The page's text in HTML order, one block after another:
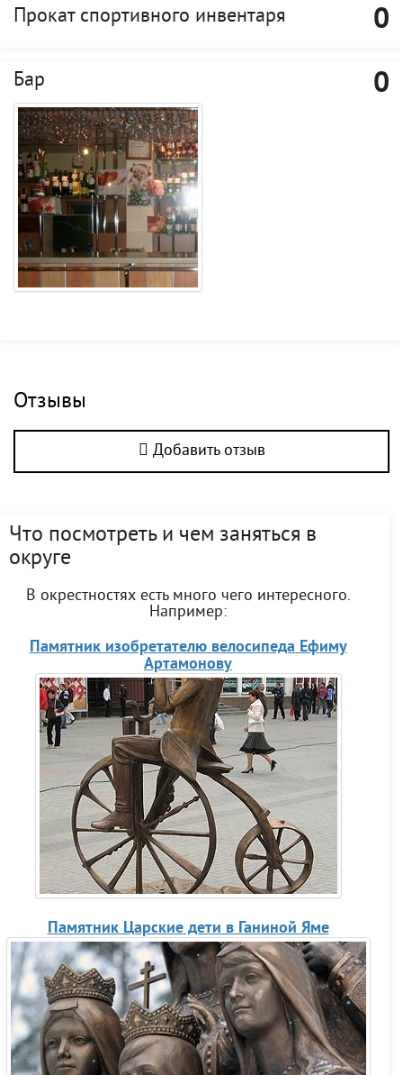
Прокат спортивного инвентаря 0
Бар 0
Отзывы
Добавить отзыв
Что посмотреть и чем заняться в
округе
В окрестностях есть много чего интересного.
Например:
Памятник изобретателю велосипеда Ефиму
Артамонову
Памятник Царские дети в Ганиной Яме